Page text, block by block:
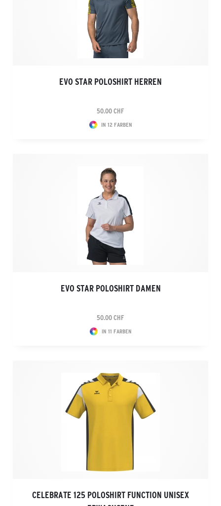
EVO STAR POLOSHIRT HERREN
50.00 CHF
IN 12 FARBEN
EVO STAR POLOSHIRT DAMEN
50.00 CHF
IN 11 FARBEN
CELEBRATE 125 POLOSHIRT FUNCTION UNISEX